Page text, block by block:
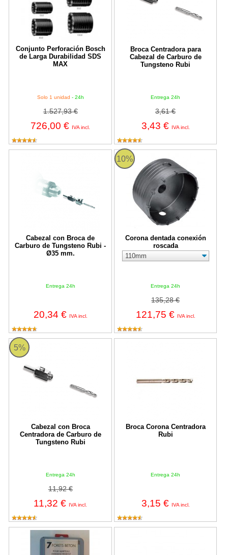
Conjunto Perforación Bosch
de Larga Durabilidad SDS
MAX
Solo 1 unidad - 24h
1.527,93 €
726,00 € IVA incl.
Broca Centradora para
Cabezal de Carburo de
Tungsteno Rubi
Entrega 24h
3,61 €
3,43 € IVA incl.
Cabezal con Broca de
Carburo de Tungsteno Rubi -
Ø35 mm.
Entrega 24h
20,34 € IVA incl.
Cabezal con Broca de Carburo de Tungsteno Rubi - Ø35 mm.
10%
Corona dentada conexión
roscada
Entrega 24h
135,28 €
121,75 € IVA incl.
Corona dentada conexión roscada
5%
Cabezal con Broca
Centradora de Carburo de
Tungsteno Rubi
Entrega 24h
11,92 €
11,32 € IVA incl.
Cabezal con Broca Centradora de Carburo de Tungsteno Rubi
Broca Corona Centradora
Rubi
Entrega 24h
3,15 € IVA incl.
Kit 7 brocas SDS-plus RISS PRO